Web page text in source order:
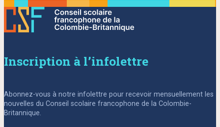
Inscription à l’infolettre
Abonnez-vous à notre infolettre pour recevoir mensuellement les
nouvelles du Conseil scolaire francophone de la Colombie-
Britannique.